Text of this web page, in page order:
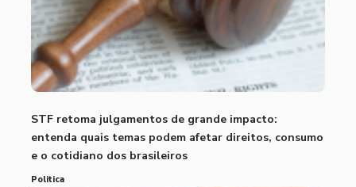
STF retoma julgamentos de grande impacto:
entenda quais temas podem afetar direitos, consumo
e o cotidiano dos brasileiros
Politica